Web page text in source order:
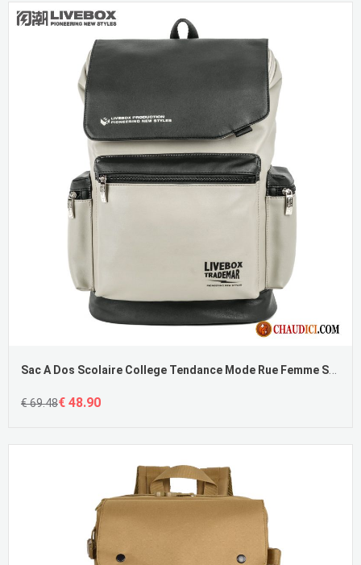
Sac A Dos Scolaire College Tendance Mode Rue Femme Sac À Dos En Ligne
€ 69.48€ 48.90